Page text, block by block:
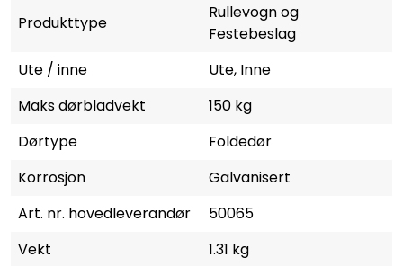
Produkttype
Rullevogn og
Festebeslag
Ute / inne
Ute, Inne
Maks dørbladvekt
150 kg
Dørtype
Foldedør
Korrosjon
Galvanisert
Art. nr. hovedleverandør
50065
Vekt
1.31 kg